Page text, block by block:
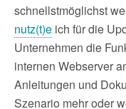
schnellstmöglichst
nutz(t)e ich für die
Unternehmen die
internen Webserver
Anleitungen und
Szenario mehr oder